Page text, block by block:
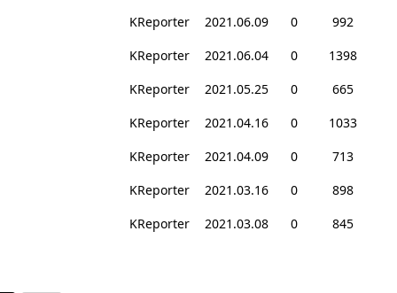
KReporter
2021.06.09 0
992
KReporter
2021.06.04 0
1398
KReporter
2021.05.25 0
665
KReporter
2021.04.16 0
1033
KReporter
2021.04.09 0
713
KReporter
2021.03.16 0
898
KReporter
2021.03.08 0 845